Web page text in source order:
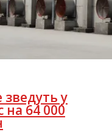
зведуть у
на 64 000